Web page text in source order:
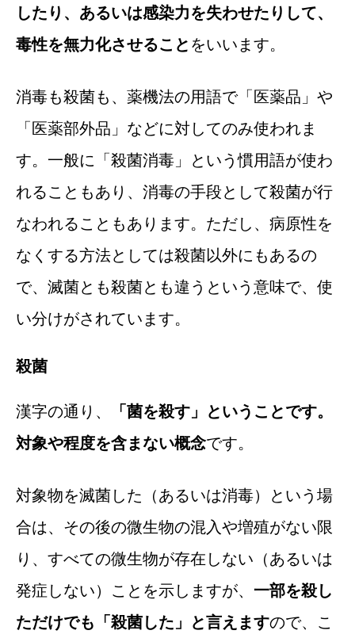
したり、あるいは感染力を失わせたりして、
毒性を無力化させることをいいます。
消毒も殺菌も、薬機法の用語で「医薬品」や
「医薬部外品」などに対してのみ使われま
す。一般に「殺菌消毒」という慣用語が使わ
れることもあり、消毒の手段として殺菌が行
なわれることもあります。ただし、病原性を
なくする方法としては殺菌以外にもあるの
で、滅菌とも殺菌とも違うという意味で、使
い分けがされています。
殺菌
漢字の通り、
「菌を殺す」ということです。
対象や程度を含まない概念です。
対象物を滅菌した（あるいは消毒）という場
合は、その後の微生物の混入や増殖がない限
り、すべての微生物が存在しない（あるいは
発症しない）ことを示しますが、 一部を殺し
ただけでも「殺菌した」と言えますので、こ